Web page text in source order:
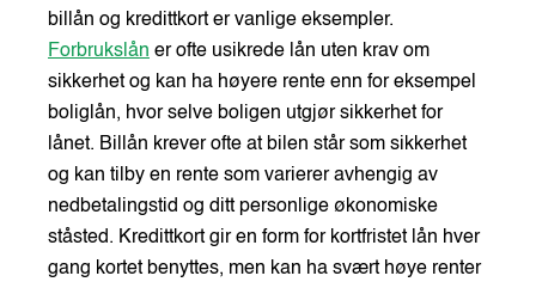
billån og kredittkort er vanlige eksempler.
Forbrukslån er ofte usikrede lån uten krav om
sikkerhet og kan ha høyere rente enn for eksempel
boliglån, hvor selve boligen utgjør sikkerhet for
lånet. Billån krever ofte at bilen står som sikkerhet
og kan tilby en rente som varierer avhengig av
nedbetalingstid og ditt personlige økonomiske
ståsted. Kredittkort gir en form for kortfristet lån hver
gang kortet benyttes, men kan ha svært høye renter